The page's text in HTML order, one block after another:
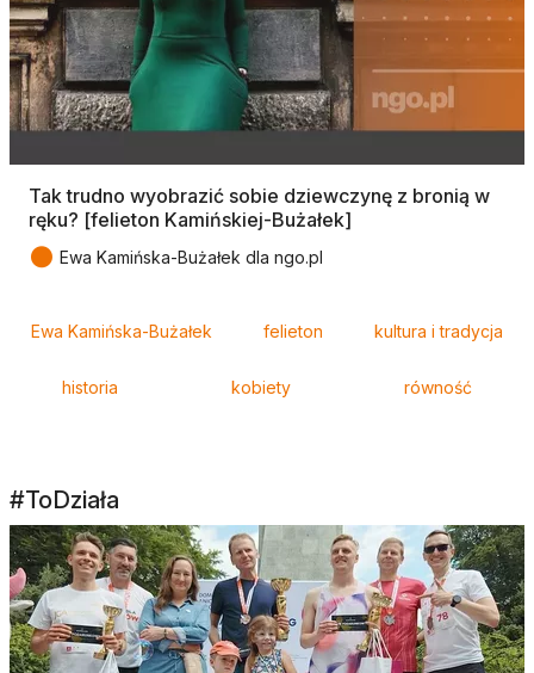
Tak trudno wyobrazić sobie dziewczynę z bronią w
ręku? [felieton Kamińskiej-Bużałek]
● Ewa Kamińska-Bużałek dla ngo.pl
Ewa Kamińska-Bużałek felieton kultura i tradycja
historia kobiety równość
#ToDziała